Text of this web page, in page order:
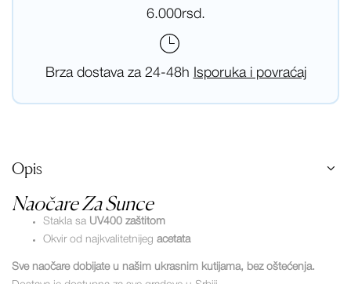
6.000rsd.
Brza dostava za 24-48h Isporuka i povraćaj
Opis
Naočare Za Sunce
Stakla sa UV400 zaštitom
Okvir od najkvalitetnijeg acetata
Sve naočare dobijate u našim ukrasnim kutijama, bez oštećenja.